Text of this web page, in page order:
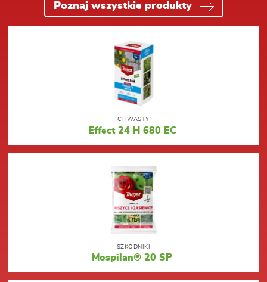
Poznaj wszystkie produkty
CHWASTY
Effect 24 H 680 EC
SZKODNIKI
Mospilan® 20 SP